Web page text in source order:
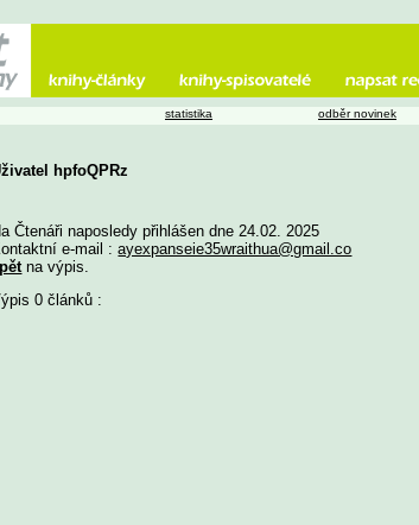
hpfoQPRz
Čtenáři naposledy přihlášen dne 24.02. 2025
e-mail :ayexpanseie35wraithua@gmail.co
na výpis.
0 článků :
statistika odběr novinek